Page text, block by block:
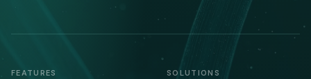
FEATURES SOLUTIONS